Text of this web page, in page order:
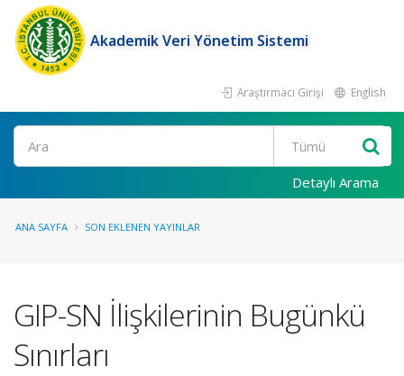
Akademik Veri Yönetim Sistemi
Araştırmacı Girişi English
Ara
Detaylı Arama
ANA SAYFA SON EKLENEN YAYINLAR
GIP-SN İlişkilerinin Bugünkü
Sınırları